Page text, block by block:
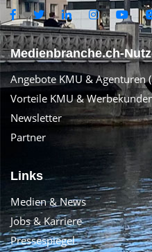
Medienbranche.ch-
Angebote KMU & Agenturen
Vorteile KMU &
Newsletter
Partner
Links
Medien & News
Jobs & Karriere
Pressespiegel